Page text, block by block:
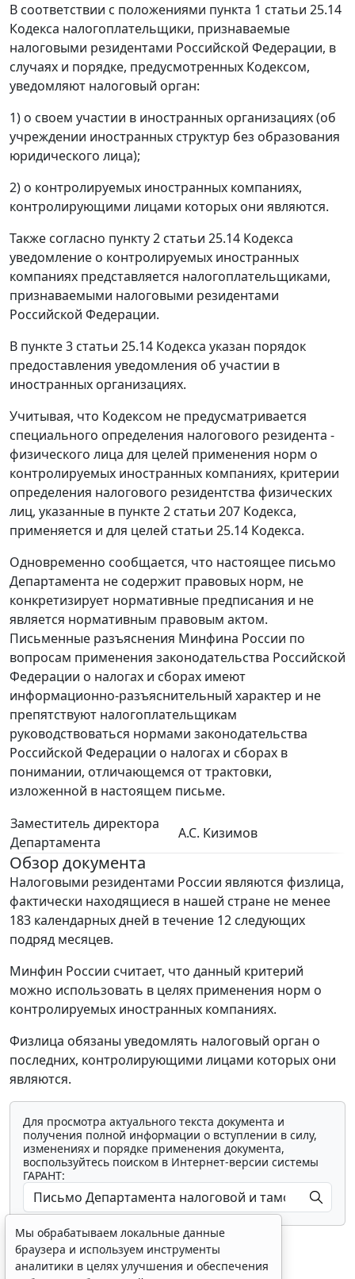
В соответствии с положениями пункта 1 статьи 25.14
Кодекса налогоплательщики, признаваемые
налоговыми резидентами Российской Федерации, в
случаях и порядке, предусмотренных Кодексом,
уведомляют налоговый орган:
1) о своем участии в иностранных организациях (об
учреждении иностранных структур без образования
юридического лица);
2) о контролируемых иностранных компаниях,
контролирующими лицами которых они являются.
Также согласно пункту 2 статьи 25.14 Кодекса
уведомление о контролируемых иностранных
компаниях представляется налогоплательщиками,
признаваемыми налоговыми резидентами
Российской Федерации.
В пункте 3 статьи 25.14 Кодекса указан порядок
предоставления уведомления об участии в
иностранных организациях.
Учитывая, что Кодексом не предусматривается
специального определения налогового резидента -
физического лица для целей применения норм о
контролируемых иностранных компаниях, критерии
определения налогового резидентства физических
лиц, указанные в пункте 2 статьи 207 Кодекса,
применяется и для целей статьи 25.14 Кодекса.
Одновременно сообщается, что настоящее письмо
Департамента не содержит правовых норм, не
конкретизирует нормативные предписания и не
является нормативным правовым актом.
Письменные разъяснения Минфина России по
вопросам применения законодательства Российской
Федерации о налогах и сборах имеют
информационно-разъяснительный характер и не
препятствуют налогоплательщикам
руководствоваться нормами законодательства
Российской Федерации о налогах и сборах в
понимании, отличающемся от трактовки,
изложенной в настоящем письме.
Заместитель директора
Департамента
А.С. Кизимов
Обзор документа
Налоговыми резидентами России являются физлица,
фактически находящиеся в нашей стране не менее
183 календарных дней в течение 12 следующих
подряд месяцев.
Минфин России считает, что данный критерий
можно использовать в целях применения норм о
контролируемых иностранных компаниях.
Физлица обязаны уведомлять налоговый орган о
последних, контролирующими лицами которых они
являются.
Для просмотра актуального текста документа и
получения полной информации о вступлении в силу,
изменениях и порядке применения документа,
воспользуйтесь поиском в Интернет-версии системы
ГАРАНТ:
Мы обрабатываем локальные данные
браузера и используем инструменты
аналитики в целях улучшения и обеспечения